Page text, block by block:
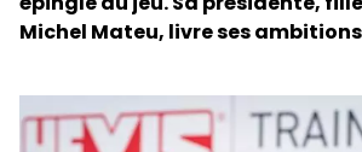
Michel Mateu, livre ses